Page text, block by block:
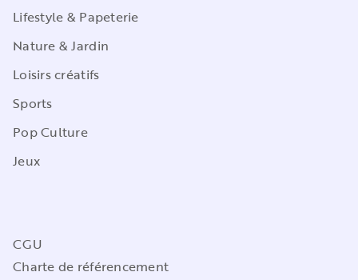
Lifestyle & Papeterie
Nature & Jardin
Loisirs créatifs
Sports
Pop Culture
Jeux
CGU
Charte de référencement